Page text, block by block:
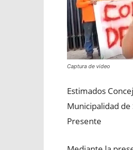
Captura de video
Estimados
Municipalidad de
Presente